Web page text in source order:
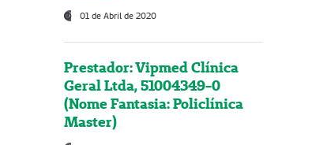
01 de Abril de 2020
Prestador: Vipmed Clínica
Geral Ltda, 51004349-0
(Nome Fantasia: Policlínica
Master)